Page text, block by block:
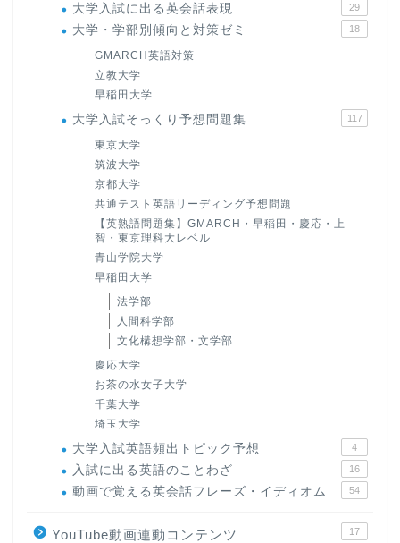
大学入試に出る英会話表現 29
大学・学部別傾向と対策ゼミ 18
GMARCH英語対策
立教大学
早稲田大学
大学入試そっくり予想問題集 117
東京大学
筑波大学
京都大学
共通テスト英語リーディング予想問題
【英熟語問題集】GMARCH・早稲田・慶応・上
智・東京理科大レベル
青山学院大学
早稲田大学
法学部
人間科学部
文化構想学部・文学部
慶応大学
お茶の水女子大学
千葉大学
埼玉大学
大学入試英語頻出トピック予想 4
入試に出る英語のことわざ 16
動画で覚える英会話フレーズ・イディオム 54
YouTube動画連動コンテンツ 17